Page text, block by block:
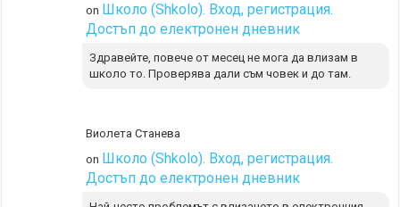
on Школо (Shkolo). Вход, регистрация.
Достъп до електронен дневник
Здравейте, повече от месец не мога да влизам в
школо то. Проверява дали съм човек и до там.
Виолета Станева
on Школо (Shkolo). Вход, регистрация.
Достъп до електронен дневник